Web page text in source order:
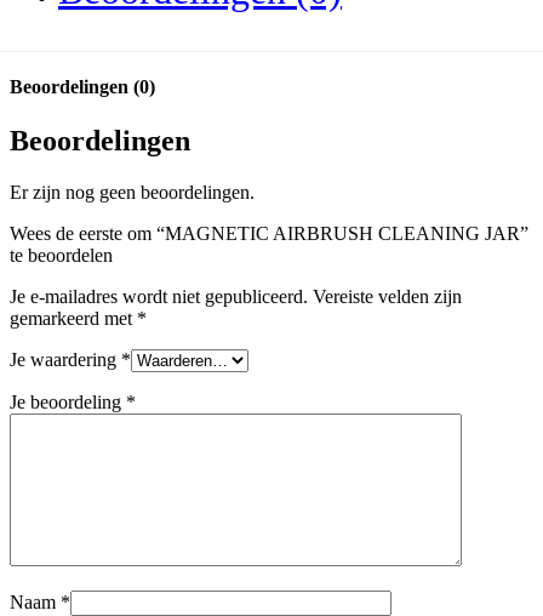
Beoordelingen (0)
Beoordelingen
Er zijn nog geen beoordelingen.
Wees de eerste om “MAGNETIC AIRBRUSH CLEANING JAR”
te beoordelen
Je e-mailadres wordt niet gepubliceerd. Vereiste velden zijn
gemarkeerd met *
Je waardering *
Je beoordeling *
Naam *